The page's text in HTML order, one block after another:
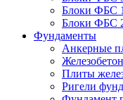
Блоки ФБС
Блоки ФБС
Фундаменты
Анкерные
Плиты
Ригели